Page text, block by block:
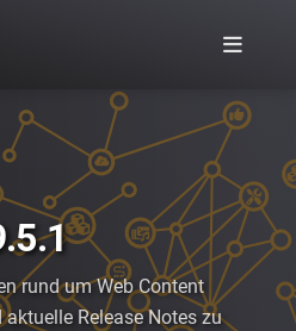
rund um Web Content
Release Notes zu